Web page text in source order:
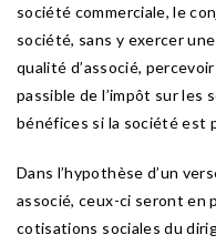
société commerciale, le
société, sans y exercer
qualité d’associé,
passible de l’impôt sur les
bénéfices si la société est
Dans l’hypothèse d’un
associé, ceux-ci seront en
cotisations sociales du